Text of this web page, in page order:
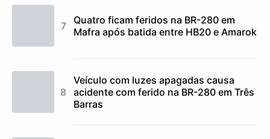
Quatro ficam feridos na BR-280 em
Mafra após batida entre HB20 e Amarok
Veículo com luzes apagadas causa
acidente com ferido na BR-280 em Três
Barras